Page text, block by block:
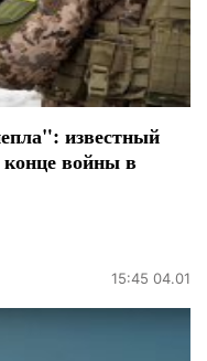
известный
конце войны в
15:45 04.01